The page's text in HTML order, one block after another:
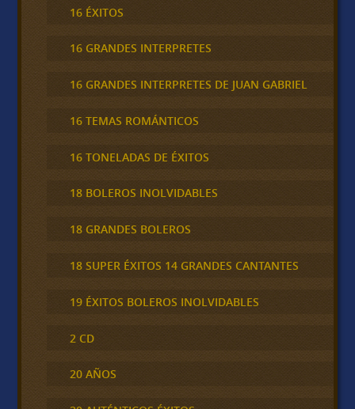
16 ÉXITOS
16 GRANDES INTERPRETES
16 GRANDES INTERPRETES DE JUAN GABRIEL
16 TEMAS ROMÁNTICOS
16 TONELADAS DE ÉXITOS
18 BOLEROS INOLVIDABLES
18 GRANDES BOLEROS
18 SUPER ÉXITOS 14 GRANDES CANTANTES
19 ÉXITOS BOLEROS INOLVIDABLES
2 CD
20 AÑOS